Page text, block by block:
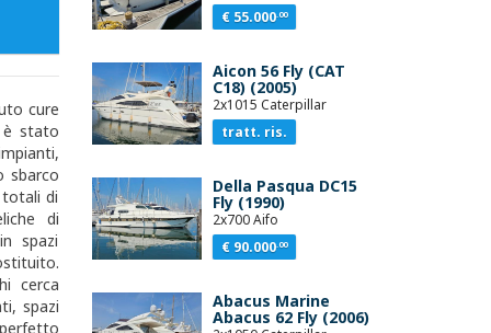
cure
è stato
sbarco
di
di
spazi
cerca
spazi
€ 55.000.00
Aicon 56 Fly (CAT
C18) (2005)
2x1015 Caterpillar
tratt. ris.
Della Pasqua DC15
Fly (1990)
2x700 Aifo
€ 90.000.00
Abacus Marine
Abacus 62 Fly (2006)